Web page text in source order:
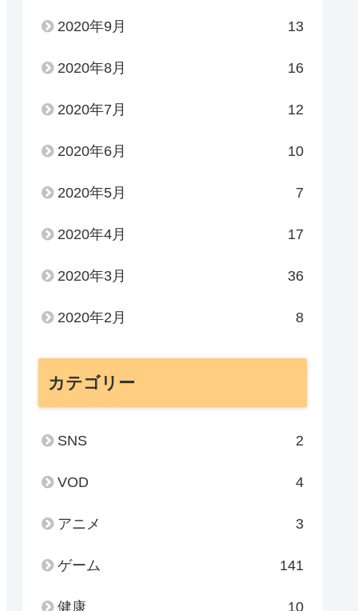
2020年9月 13
2020年8月 16
2020年7月 12
2020年6月 10
2020年5月 7
2020年4月 17
2020年3月 36
2020年2月 8
カテゴリー
SNS 2
VOD 4
アニメ 3
ゲーム 141
健康 10